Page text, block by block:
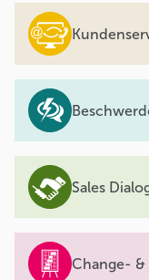
Sales
Change-